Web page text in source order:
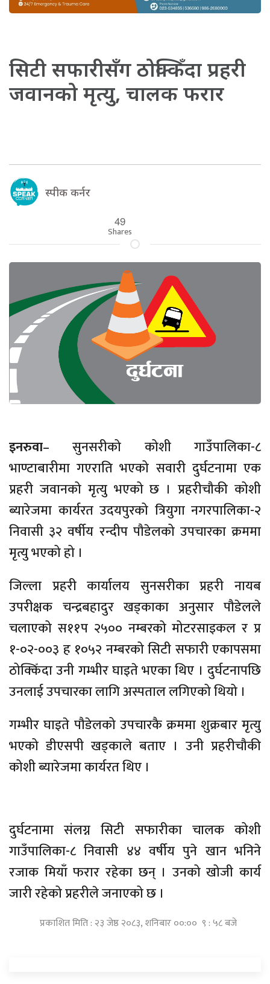
सिटी सफारीसँग ठोक्किँदा प्रहरी
जवानको मृत्यु, चालक फरार
स्पीक कर्नर
49
Shares
इनरुवा– सुनसरीको कोशी गाउँपालिका-८
भाण्टाबारीमा गएराति भएको सवारी दुर्घटनामा एक
प्रहरी जवानको मृत्यु भएको छ । प्रहरीचौकी कोशी
ब्यारेजमा कार्यरत उदयपुरको त्रियुगा नगरपालिका-२
निवासी ३२ वर्षीय रन्दीप पौडेलको उपचारका क्रममा
मृत्यु भएको हो ।
जिल्ला प्रहरी कार्यालय सुनसरीका प्रहरी नायब
उपरीक्षक चन्द्रबहादुर खड्काका अनुसार पौडेलले
चलाएको स११प २५०० नम्बरको मोटरसाइकल र प्र
१-०२-००३ ह १०५२ नम्बरको सिटी सफारी एकापसमा
ठोक्किँदा उनी गम्भीर घाइते भएका थिए । दुर्घटनापछि
उनलाई उपचारका लागि अस्पताल लगिएको थियो ।
गम्भीर घाइते पौडेलको उपचारकै क्रममा शुक्रबार मृत्यु
भएको डीएसपी खड्काले बताए । उनी प्रहरीचौकी
कोशी ब्यारेजमा कार्यरत थिए ।
दुर्घटनामा संलग्न सिटी सफारीका चालक कोशी
गाउँपालिका-८ निवासी ४४ वर्षीय पुने खान भनिने
रजाक मियाँ फरार रहेका छन् । उनको खोजी कार्य
जारी रहेको प्रहरीले जनाएको छ ।
प्रकाशित मिति : २३ जेष्ठ २०८३, शनिबार ००:०० ९ : ५८ बजे